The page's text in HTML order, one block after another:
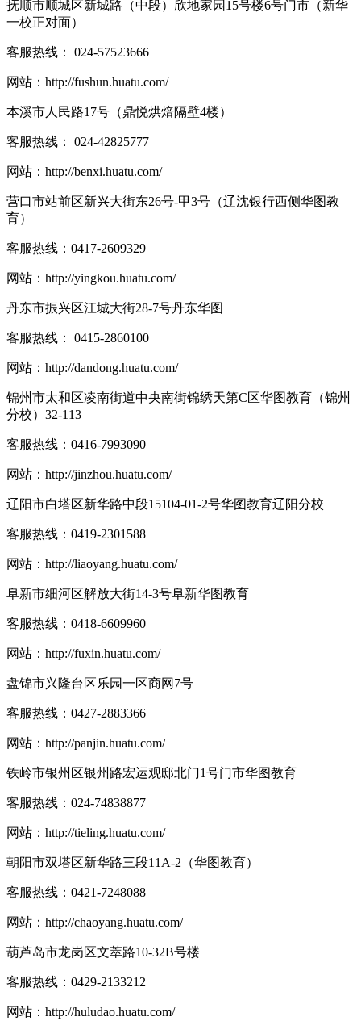
抚顺市顺城区新城路（中段）欣地家园15号楼6号门市（新华
一校正对面）
客服热线： 024-57523666
网站： http://fushun.huatu.com/
本溪市人民路17号（鼎悦烘焙隔壁4楼）
客服热线： 024-42825777
网站： http://benxi.huatu.com/
营口市站前区新兴大街东26号-甲3号（辽沈银行西侧华图教
育）
客服热线： 0417-2609329
网站： http://yingkou.huatu.com/
丹东市振兴区江城大街28-7号丹东华图
客服热线： 0415-2860100
网站： http://dandong.huatu.com/
锦州市太和区凌南街道中央南街锦绣天第C区华图教育（锦州
分校）32-113
客服热线： 0416-7993090
网站： http://jinzhou.huatu.com/
辽阳市白塔区新华路中段15104-01-2号华图教育辽阳分校
客服热线： 0419-2301588
网站： http://liaoyang.huatu.com/
阜新市细河区解放大街14-3号阜新华图教育
客服热线： 0418-6609960
网站： http://fuxin.huatu.com/
盘锦市兴隆台区乐园一区商网7号
客服热线： 0427-2883366
网站： http://panjin.huatu.com/
铁岭市银州区银州路宏运观邸北门1号门市华图教育
客服热线： 024-74838877
网站： http://tieling.huatu.com/
朝阳市双塔区新华路三段11A-2（华图教育）
客服热线： 0421-7248088
网站： http://chaoyang.huatu.com/
葫芦岛市龙岗区文萃路10-32B号楼
客服热线： 0429-2133212
网站： http://huludao.huatu.com/